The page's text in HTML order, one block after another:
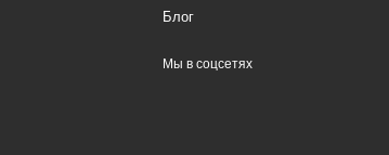
Блог
Мы в соцсетях